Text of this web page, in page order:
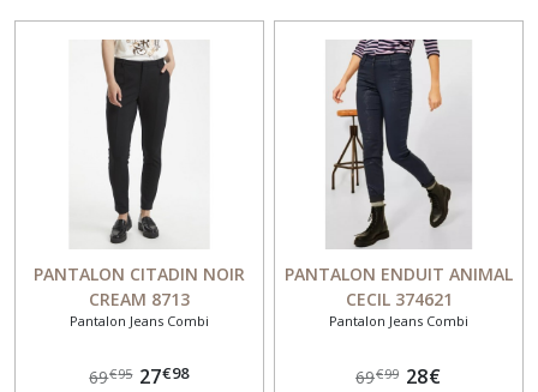
PANTALON CITADIN NOIR
CREAM 8713
Pantalon Jeans Combi
69€95 27€98
PANTALON ENDUIT ANIMAL
CECIL 374621
Pantalon Jeans Combi
69€99 28€